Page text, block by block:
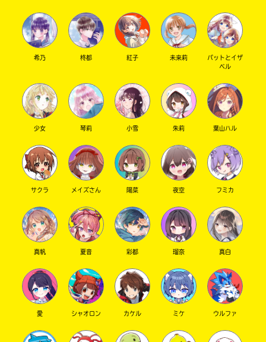
和花菜さんへ
キミノマチへようこそ！
私もホラー系超苦手…お化け屋敷とか無理無理
無理…
キミノマチへようこそ！
ゆずの葉っぱです。
これからよろしくね！
サバイバー！！面白いよね！
8巻読んだ？！まさかのラストが……なんて
っ！！！
読んでたら語ろ〜！
え、待って？結婚を前提にお付き合いしましょ
う？w
滑舌の練習wなるほど？
希乃 柊都 紅子 未来莉
パットとイザ
ベル
少女 琴莉 小雪 朱莉 葉山ハル
サクラ メイズさん 陽菜 夜空 フミカ
真帆 夏音 彩都 瑠奈 真白
愛 シャオロン カケル ミケ ウルファ
え
に
あ
る
も
う
認
し
ね